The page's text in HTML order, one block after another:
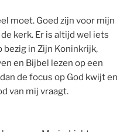
moet. Goed zijn voor mijn
kerk. Er is altijd wel iets
bezig in Zijn Koninkrijk,
en Bijbel lezen op een
de focus op God kwijt en
van mij vraagt.